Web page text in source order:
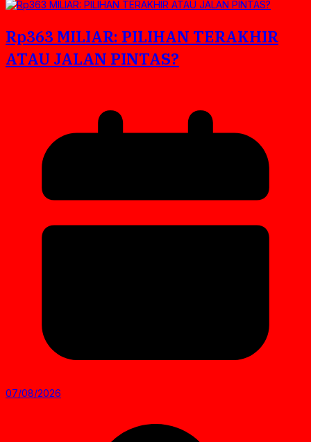
Rp363 MILIAR: PILIHAN TERAKHIR
ATAU JALAN PINTAS?
07/08/2026